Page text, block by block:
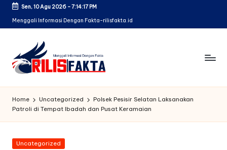
Skip
Sen, 10 Agu 2026-7:14:18 PM
Menggali Informasi Dengan Fakta-rilisfakta.id
Home Uncategorized
Polsek Pesisir Selatan Laksanakan
Patroli di Tempat Ibadah dan Pusat Keramaian
Posted
Uncategorized